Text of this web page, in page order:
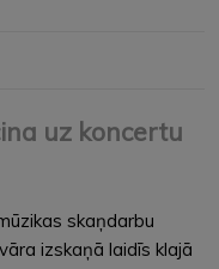
uz koncertu
skaņdarbu
izskaņā laidīs klajā